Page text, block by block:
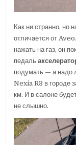
Как ни странно, но
отличается от
нажать на газ, он
педаль
подумать — а надо
Nexia R3 в городе
км. И в салоне
не слышно.